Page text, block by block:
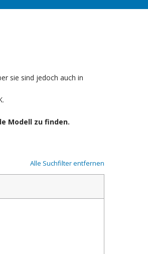
sie sind jedoch auch in
Modell zu finden.
Alle Suchfilter entfernen